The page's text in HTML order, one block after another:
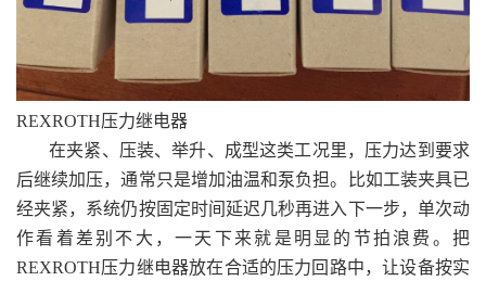
REXROTH压力继电器
在夹紧、压装、举升、成型这类工况里，压力达到要求
后继续加压，通常只是增加油温和泵负担。比如工装夹具已
经夹紧，系统仍按固定时间延迟几秒再进入下一步，单次动
作看着差别不大，一天下来就是明显的节拍浪费。把
REXROTH压力继电器放在合适的压力回路中，让设备按实